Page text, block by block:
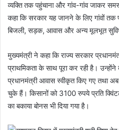
व्यक्ति तक पहुंचाना और गांव-गांव जाकर
कहा कि सरकार यह जानने के लिए गांवों तक
बिजली, सड़क, आवास और अन्य मूलभूत
मुख्यमंत्री ने कहा कि राज्य सरकार
प्राथमिकता के साथ पूरा कर रही है।
प्रधानमंत्री आवास स्वीकृत किए गए तथा
चुके हैं। किसानों को 3100 रुपये प्रति
का बकाया बोनस भी दिया गया है।